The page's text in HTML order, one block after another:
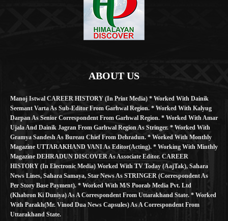
ABOUT US
Manoj Istwal CAREER HISTORY (in Print Media) * Worked With Dainik
Seemant Varta As Sub-Editor From Garhwal Region. * Worked With Kalyug
Darpan As Senior Correspondent From Garhwal Region. * Worked With Amar
Ujala And Dainik Jagran From Garhwal Region As Stringer. * Worked With
Gramya Sandesh As Bureau Chief From Dehradun. * Worked With Monthly
Magazine UTTARAKHAND VANI As Editor(Acting). * Working With Minthly
Magazine DEHRADUN DISCOVER As Associate Editor. CAREER
HISTORY (in Electronic Media) Worked With TV Today (AajTak), Sahara
News Lines, Sahara Samaya, Star News As STRINGER (Correspondent As
Per Story Base Payment). * Worked With M/S Poorab Media Pvt. Ltd
(Khabron Ki Duniya) As A Correspondent From Uttarakhand State. * Worked
With Parakh(Mr. Vinod Dua News Capsules) As A Correspondent From
Uttarakhand State.